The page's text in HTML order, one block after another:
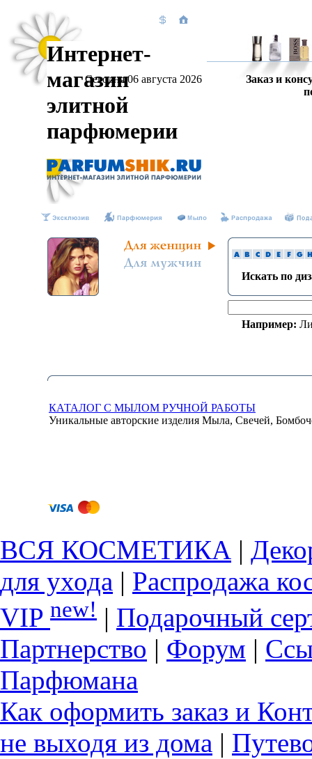
Интернет-
магазин
элитной
парфюмерии
Сегодня 06 августа 2026
Заказ и
Искать по
Например:
КАТАЛОГ С МЫЛОМ РУЧНОЙ РАБОТЫ
Уникальные авторские изделия Мыла, Свечей,
ВСЯ КОСМЕТИКА |
для ухода | Распродажа
VIP new! | Подарочный
Партнерство | Форум |
Парфюмана
Как оформить заказ и
не выходя из дома |